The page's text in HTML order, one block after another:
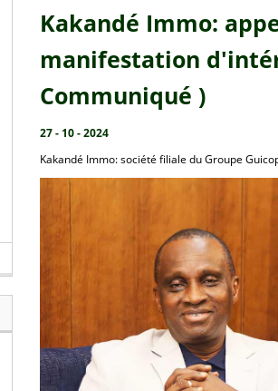
Kakandé Immo:
manifestation
Communiqué )
27 - 10 - 2024
Kakandé Immo: société filiale du Groupe